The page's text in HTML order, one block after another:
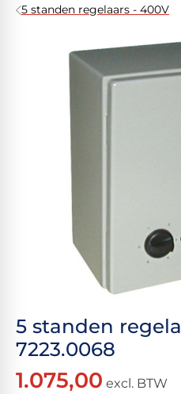
5 standen regelaars - 400V
5 standen
7223.0068
1.075,00 excl. BTW